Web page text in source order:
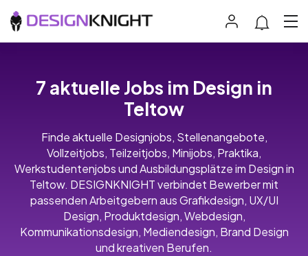
7 aktuelle Jobs im Design in
Teltow
Finde aktuelle Designjobs, Stellenangebote,
Vollzeitjobs, Teilzeitjobs, Minijobs, Praktika,
Werkstudentenjobs und Ausbildungsplätze im Design in
Teltow. DESIGNKNIGHT verbindet Bewerber mit
passenden Arbeitgebern aus Grafikdesign, UX/UI
Design, Produktdesign, Webdesign,
Kommunikationsdesign, Mediendesign, Brand Design
und kreativen Berufen.